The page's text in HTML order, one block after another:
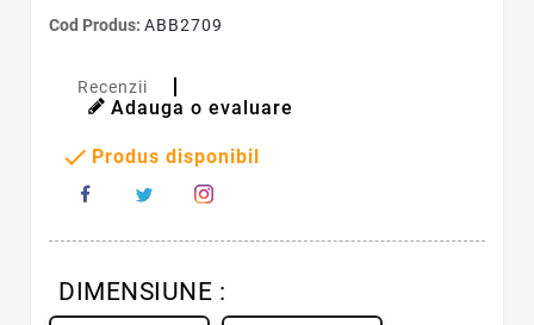
Cod Produs: ABB2709
Recenzii
Adauga o evaluare
 Produs disponibil
DIMENSIUNE :